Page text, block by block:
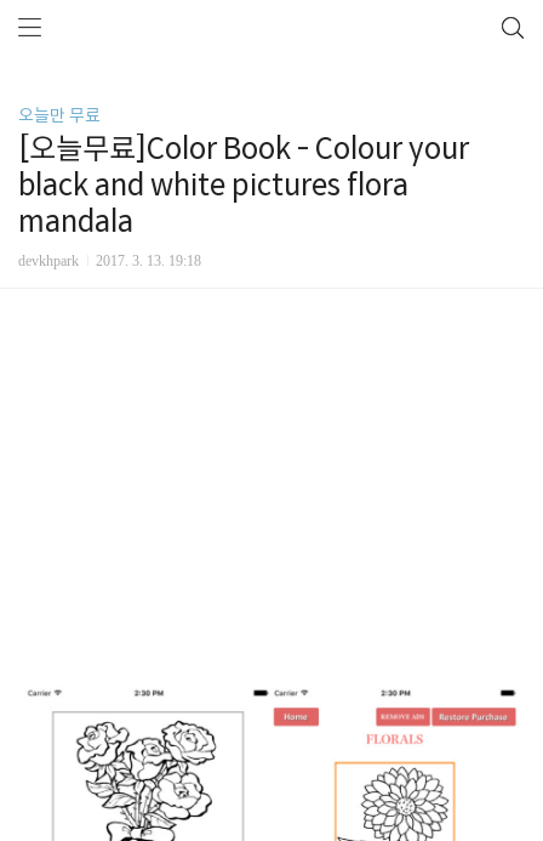
오늘만 무료
[오늘무료]Color Book - Colour your
black and white pictures flora
mandala
devkhpark 2017. 3. 13. 19:18